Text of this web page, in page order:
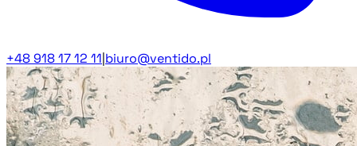
+48 918 17 12 11 biuro@ventido.pl